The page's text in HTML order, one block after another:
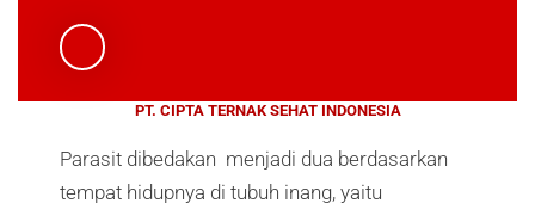
PT. CIPTA TERNAK SEHAT INDONESIA
Parasit dibedakan menjadi dua berdasarkan
tempat hidupnya di tubuh inang, yaitu